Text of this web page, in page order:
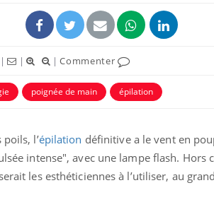
| | |Commenter
poignée de main épilation
l’épilation définitive a le vent en
intense", avec une lampe flash. Hors
les esthéticiennes à l’utiliser, au
Cytomégalovirus : ce qui
change dans la prise en
charge des femmes